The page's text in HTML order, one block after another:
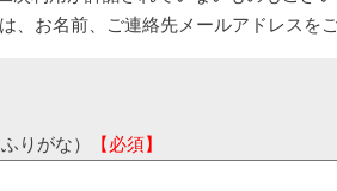
、お名前、ご連絡先メールアドレスを
りがな） 【必須】